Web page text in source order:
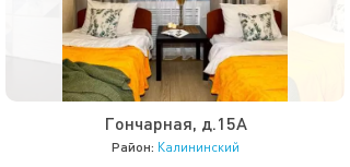
Гончарная, д.15А
Район: Калининский